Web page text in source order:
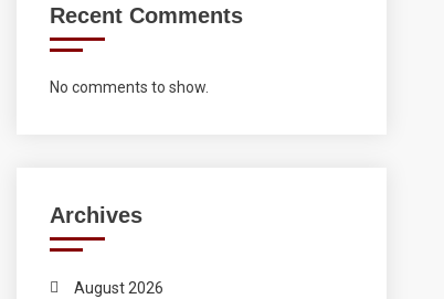
Recent Comments
No comments to show.
Archives
August 2026